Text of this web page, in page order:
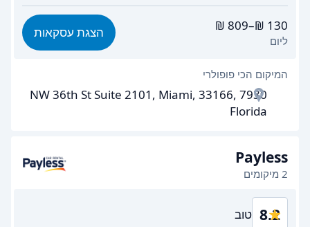
7.9
קלות מציאה 8.3
יעילות הסוכן
מהירות איסוף הרכב
ניקיון רכב 8.7
מצב הרכב
ליום
הצגת עסקאות
המיקום הכי פופולרי
7930 NW 36th St Suite 2101, Miami, 33166,
Florida
Payless
2 מיקומים
8.2 טוב